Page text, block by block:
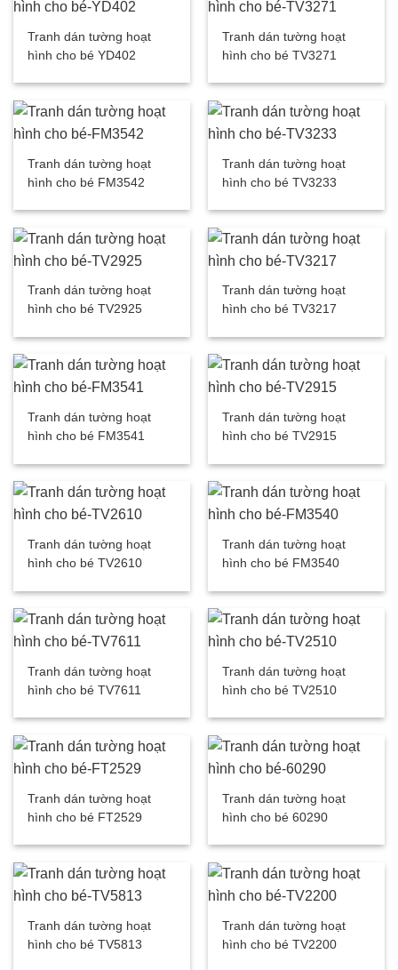
Tranh dán tường hoạt
hình cho bé YD402
Tranh dán tường hoạt
hình cho bé TV3271
Tranh dán tường hoạt
hình cho bé FM3542
Tranh dán tường hoạt
hình cho bé TV3233
Tranh dán tường hoạt
hình cho bé TV2925
Tranh dán tường hoạt
hình cho bé TV3217
Tranh dán tường hoạt
hình cho bé FM3541
Tranh dán tường hoạt
hình cho bé TV2915
Tranh dán tường hoạt
hình cho bé TV2610
Tranh dán tường hoạt
hình cho bé FM3540
Tranh dán tường hoạt
hình cho bé TV7611
Tranh dán tường hoạt
hình cho bé TV2510
Tranh dán tường hoạt
hình cho bé FT2529
Tranh dán tường hoạt
hình cho bé 60290
Tranh dán tường hoạt
hình cho bé TV5813
Tranh dán tường hoạt
hình cho bé TV2200